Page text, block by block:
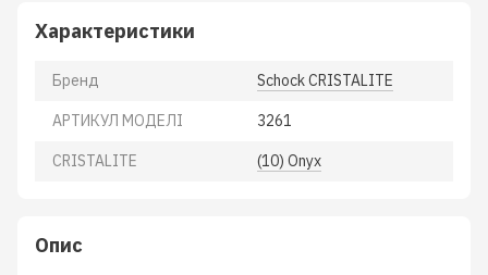
Характеристики
Бренд Schock CRISTALITE
АРТИКУЛ МОДЕЛІ 3261
CRISTALITE (10) Onyx
Опис